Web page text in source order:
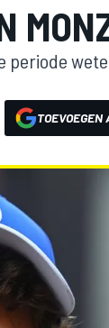
periode
TOEVOEGEN